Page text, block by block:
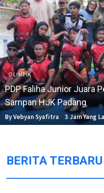
OLIMPIK
PDP Faliha Junior Juara
Sampan HJK Padang
By Vebyan Syafitra 3 Jam Yang
BERITA TERBARU